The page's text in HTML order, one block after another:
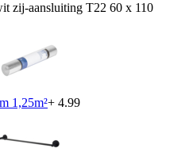
zij-aansluiting T22 60 x 110
1,25m²+ 4.99